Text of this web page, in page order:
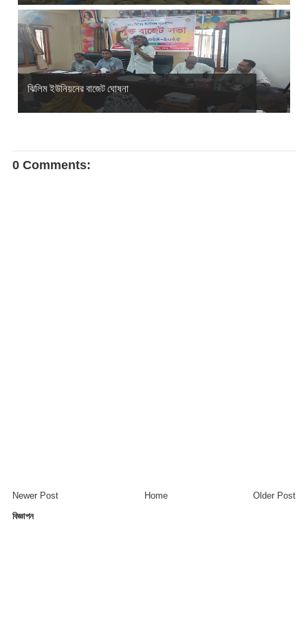
ঝিলিম ইউনিয়নের বাজেট ঘোষনা
0 Comments:
Newer Post Older Post
Home
বিজ্ঞাপন